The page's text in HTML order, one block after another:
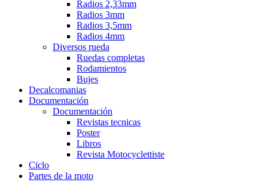
Radios 2,33mm
Radios 3mm
Radios 3,5mm
Radios 4mm
Diversos rueda
Ruedas completas
Rodamientos
Bujes
Decalcomanias
Documentación
Documentación
Revistas tecnicas
Poster
Libros
Revista Motocyclettiste
Ciclo
Partes de la moto